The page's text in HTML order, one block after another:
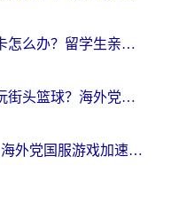
国外打鸿图之下太卡怎么办？留学生亲测有效的国服游戏加速方案
日本用什么加速器玩街头篮球？海外党国服游戏不卡顿的终极攻略
外国人打刀塔2吗？海外党国服游戏加速避坑全攻略